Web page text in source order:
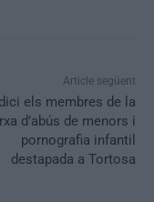
Article següent
els membres de la
d’abús de menors i
pornografia infantil
destapada a Tortosa